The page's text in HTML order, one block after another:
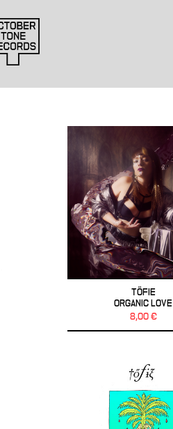
TÖFIE
ORGANIC LOVE
8,00 €